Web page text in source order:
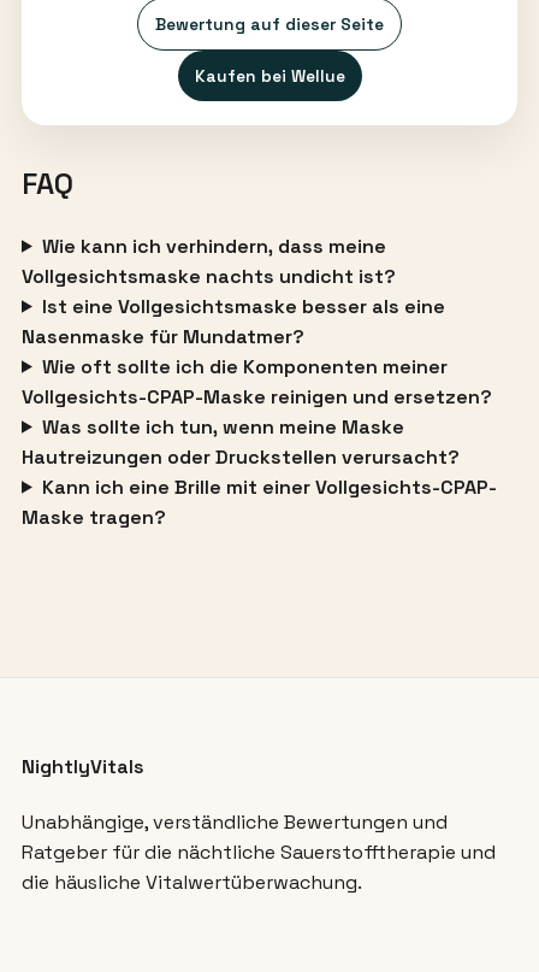
Bewertung auf dieser Seite
Kaufen bei Wellue
FAQ
Wie kann ich verhindern, dass meine
Vollgesichtsmaske nachts undicht ist?
Ist eine Vollgesichtsmaske besser als eine
Nasenmaske für Mundatmer?
Wie oft sollte ich die Komponenten meiner
Vollgesichts-CPAP-Maske reinigen und ersetzen?
Was sollte ich tun, wenn meine Maske
Hautreizungen oder Druckstellen verursacht?
Kann ich eine Brille mit einer Vollgesichts-CPAP-
Maske tragen?
NightlyVitals
Unabhängige, verständliche Bewertungen und
Ratgeber für die nächtliche Sauerstofftherapie und
die häusliche Vitalwertüberwachung.